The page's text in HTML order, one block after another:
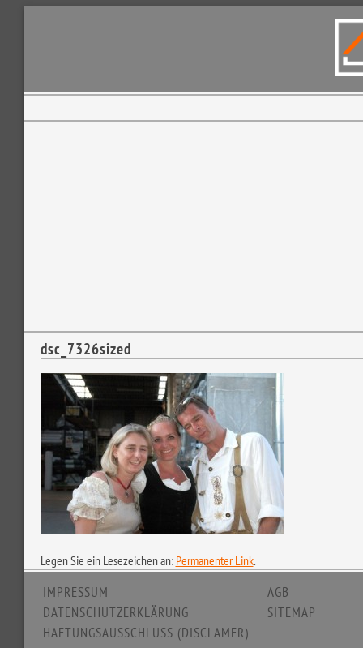
dsc_7326sized
Legen Sie ein Lesezeichen an: Permanenter Link.
IMPRESSUM
DATENSCHUTZERKLÄRUNG
HAFTUNGSAUSSCHLUSS (DISCLAMER)
AGB
SITEMAP